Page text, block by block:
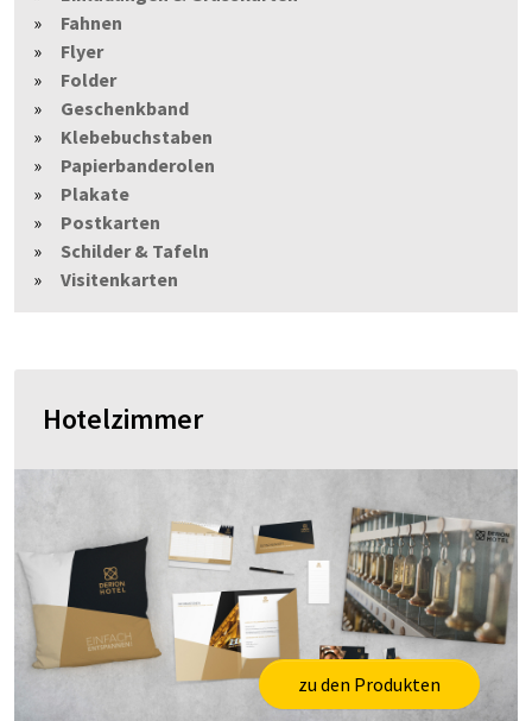
Fahnen
Flyer
Folder
Geschenkband
Klebebuchstaben
Papierbanderolen
Plakate
Postkarten
Schilder & Tafeln
Visitenkarten
Hotelzimmer
zu den Produkten